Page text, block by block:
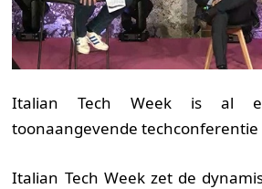
Italian Tech Week is al
toonaangevende techconferentie
Italian Tech Week zet de